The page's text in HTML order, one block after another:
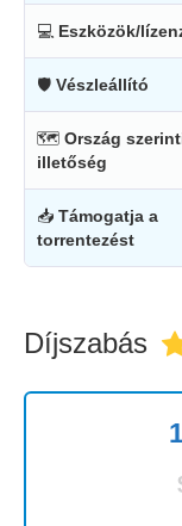
💻 Eszközök/
🛡 Vészleállító
🗺 Ország
illetőség
📥 Támogatja a
torrentezést
Díjszabás